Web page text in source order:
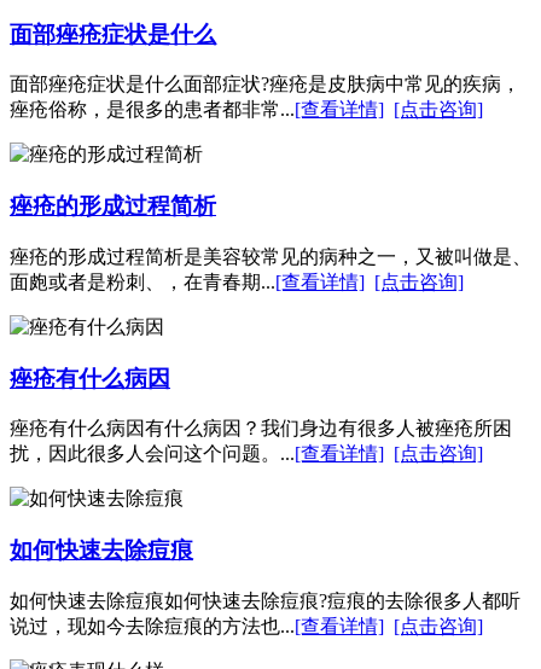
面部痤疮症状是什么
面部痤疮症状是什么面部症状?痤疮是皮肤病中常见的疾病，
痤疮俗称，是很多的患者都非常...[查看详情] [点击咨询]
痤疮的形成过程简析
痤疮的形成过程简析是美容较常见的病种之一，又被叫做是、
面皰或者是粉刺、，在青春期...[查看详情] [点击咨询]
痤疮有什么病因
痤疮有什么病因有什么病因？我们身边有很多人被痤疮所困
扰，因此很多人会问这个问题。...[查看详情] [点击咨询]
如何快速去除痘痕
如何快速去除痘痕如何快速去除痘痕?痘痕的去除很多人都听
说过，现如今去除痘痕的方法也...[查看详情] [点击咨询]